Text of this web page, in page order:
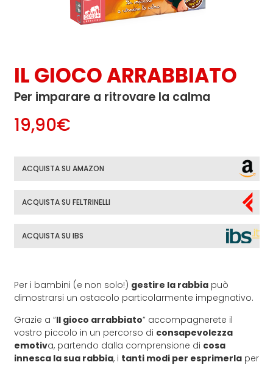
IL GIOCO ARRABBIATO
Per imparare a ritrovare la calma
19,90€
ACQUISTA SU AMAZON
ACQUISTA SU FELTRINELLI
ACQUISTA SU IBS
Per i bambini (e non solo!) gestire la rabbiapuò
dimostrarsi un ostacolo particolarmente impegnativo.
Grazie a “Il gioco arrabbiato” accompagnerete il
vostro piccolo in un percorso di consapevolezza
emotiva, partendo dalla comprensione di cosa
innesca la sua rabbia, i tanti modi per esprimerlaper